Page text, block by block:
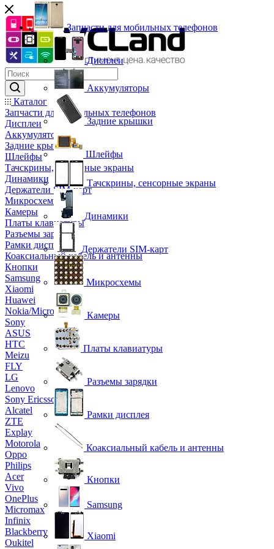
Каталог
Запчасти для мобильных телефонов
Дисплеи
Аккумуляторы
Задние крышки
Шлейфы
Тачскрины, сенсорные экраны
Динамики
Держатели SIM-карт
Микросхемы
Камеры
Платы клавиатуры
Разъемы зарядки
Рамки дисплея
Коаксиальный кабель и антенны
Кнопки
Samsung
Xiaomi
Huawei
Nokia/Microsoft
Sony
ASUS
HTC
Meizu
FLY
LG
Lenovo
Sony Ericsson
Alcatel
ZTE
Explay
Motorola
Oppo
Philips
Acer
Vivo
OnePlus
Micromax
Infinix
Blackberry
Oukitel
Запчасти для мобильных телефонов
Дисплеи
Аккумуляторы
Задние крышки
Шлейфы
Тачскрины, сенсорные экраны
Динамики
Держатели SIM-карт
Микросхемы
Камеры
Платы клавиатуры
Разъемы зарядки
Рамки дисплея
Коаксиальный кабель и антенны
Кнопки
Samsung
Xiaomi